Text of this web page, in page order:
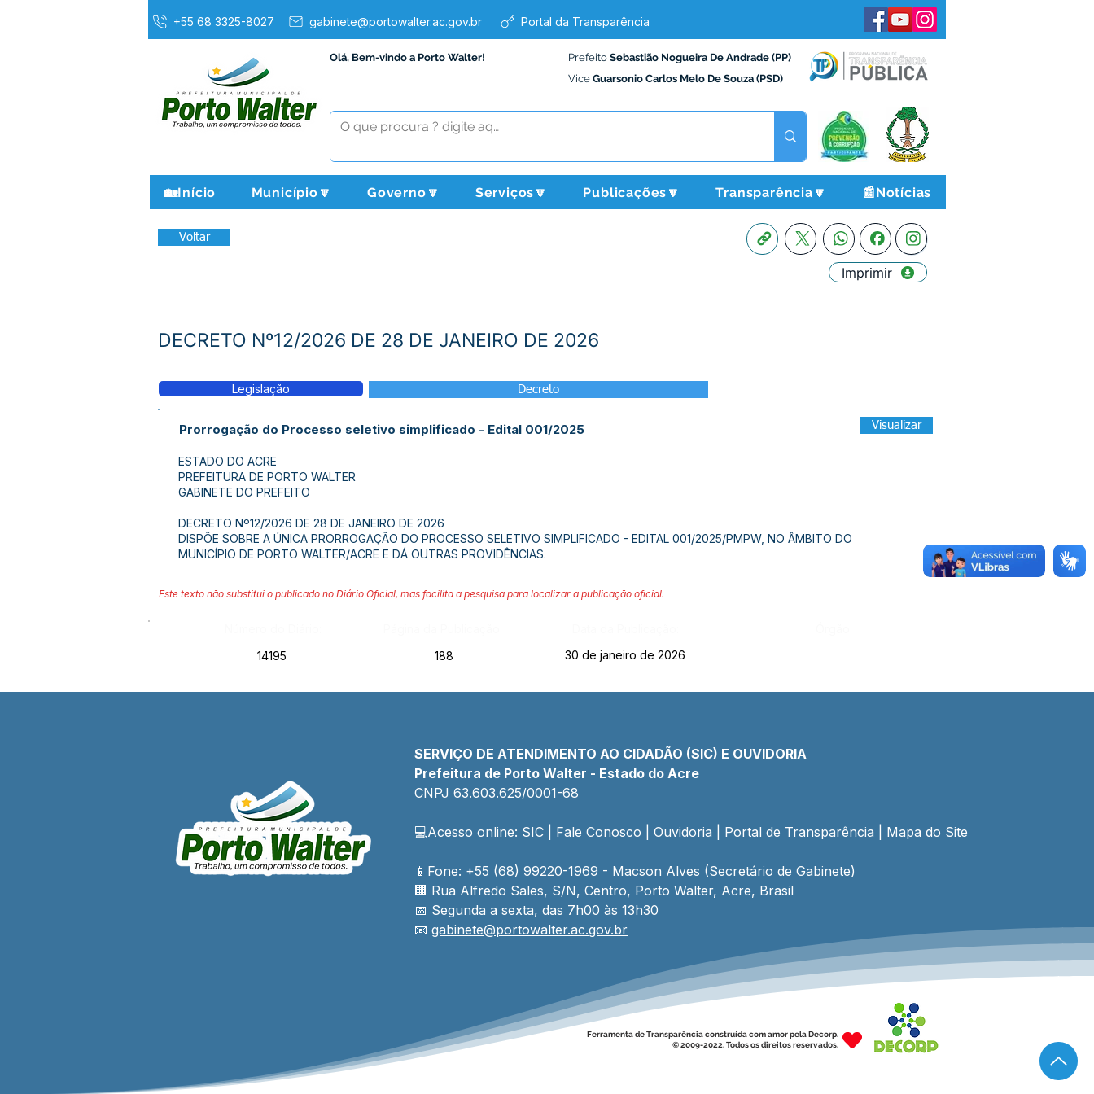
+55 68 3325-8027 gabinete@portowalter.ac.gov.br Portal da Transparência
Olá, Bem-vindo a Porto Walter! Prefeito Sebastião Nogueira De Andrade (PP)
Vice Guarsonio Carlos Melo De Souza (PSD)
🏡Início Município🔽 Governo🔽 Serviços🔽 Publicações🔽 Transparência🔽 📰Notícias
Voltar
Imprimir
DECRETO Nº12/2026 DE 28 DE JANEIRO DE 2026
Legislação Decreto
Prorrogação do Processo seletivo simplificado - Edital 001/2025 Visualizar
ESTADO DO ACRE
PREFEITURA DE PORTO WALTER
GABINETE DO PREFEITO
DECRETO Nº12/2026 DE 28 DE JANEIRO DE 2026
DISPÕE SOBRE A ÚNICA PRORROGAÇÃO DO PROCESSO SELETIVO SIMPLIFICADO - EDITAL 001/2025/PMPW, NO ÂMBITO DO
MUNICÍPIO DE PORTO WALTER/ACRE E DÁ OUTRAS PROVIDÊNCIAS.
Este texto não substitui o publicado no Diário Oficial, mas facilita a pesquisa para localizar a publicação oficial.
14195
188 30 de janeiro de 2026
SERVIÇO DE ATENDIMENTO AO CIDADÃO (SIC) E OUVIDORIA
Prefeitura de Porto Walter - Estado do Acre
CNPJ 63.603.625/0001-68
💻Acesso online: SIC Fale Conosco Ouvidoria Portal de Transparência Mapa do Site
📱Fone: +55 (68) 99220-1969 - Macson Alves (Secretário de Gabinete)
🏢 Rua Alfredo Sales, S/N, Centro, Porto Walter, Acre, Brasil
📅 Segunda a sexta, das 7h00 às 13h30
📧 gabinete@portowalter.ac.gov.br
Ferramenta de Transparência construída com amor pela Decorp.
© 2009-2022. Todos os direitos reservados.